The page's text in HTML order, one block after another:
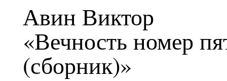
Авин Виктор
«Вечность номер
(сборник)»